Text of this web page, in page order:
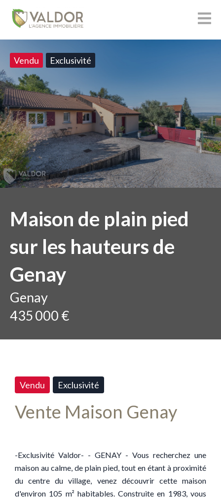
Vendu Exclusivité
Maison de plain pied
sur les hauteurs de
Genay
Genay
435 000 €
Vendu Exclusivité
Vente Maison Genay
-Exclusivité Valdor- - GENAY - Vous recherchez une
maison au calme, de plain pied, tout en étant à proximité
du centre du village, venez découvrir cette maison
d'environ 105 m² habitables. Construite en 1983, vous